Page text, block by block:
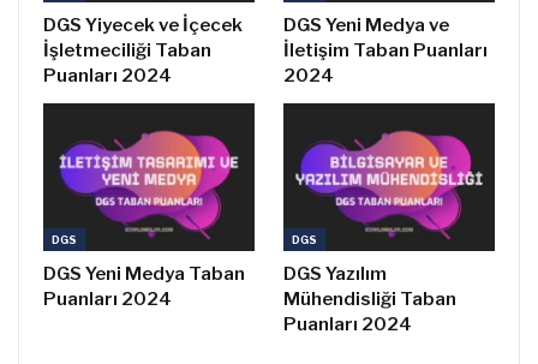
DGS Yiyecek ve İçecek
İşletmeciliği Taban
Puanları 2024
DGS Yeni Medya ve
İletişim Taban Puanları
2024
DGS
DGS Yeni Medya Taban
Puanları 2024
DGS
DGS Yazılım
Mühendisliği Taban
Puanları 2024